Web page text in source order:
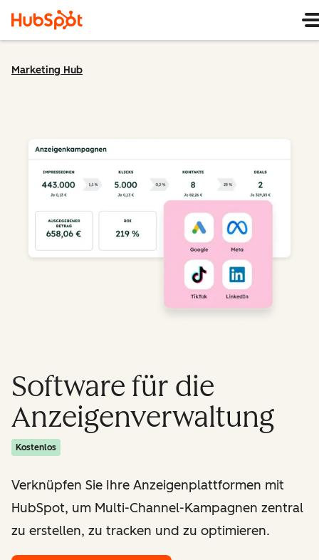
Marketing Hub
Software für die
Anzeigenverwaltung
Kostenlos
Verknüpfen Sie Ihre Anzeigenplattformen mit
HubSpot, um Multi-Channel-Kampagnen zentral
zu erstellen, zu tracken und zu optimieren.